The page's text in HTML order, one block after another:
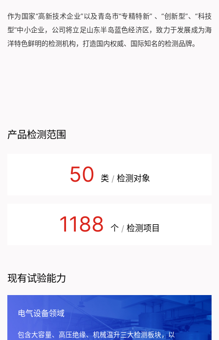
作为国家“高新技术企业”以及青岛市“专精特新” 、“创新型”、“科技
型”中小企业，公司将立足山东半岛蓝色经济区，致力于发展成为海
洋特色鲜明的检测机构，打造国内权威、国际知名的检测品牌。
产品检测范围
50 类 / 检测对象
1188 个 / 检测项目
现有试验能力
电气设备领域
包含大容量、高压绝缘、机械温升三大检测板块，以